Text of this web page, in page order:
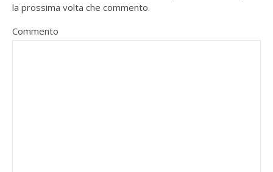
la prossima volta che commento.
Commento